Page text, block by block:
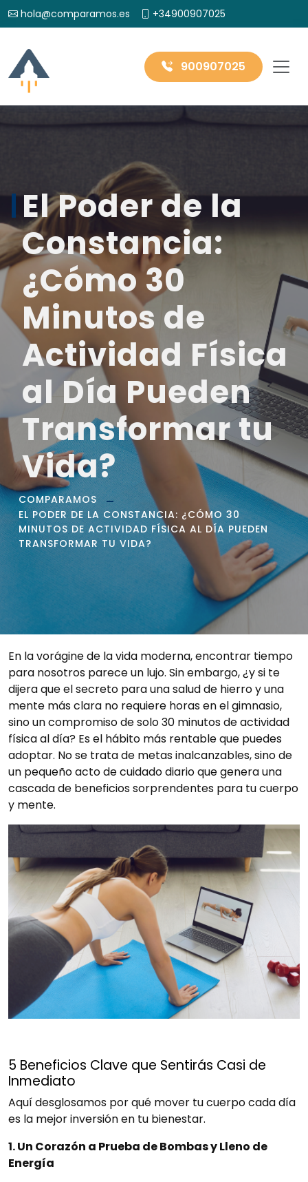
hola@comparamos.es +34900907025
900907025
El Poder de la
Constancia:
¿Cómo 30
Minutos de
Actividad Física
al Día Pueden
Transformar tu
Vida?
COMPARAMOS
EL PODER DE LA CONSTANCIA: ¿CÓMO 30
MINUTOS DE ACTIVIDAD FÍSICA AL DÍA PUEDEN
TRANSFORMAR TU VIDA?
En la vorágine de la vida moderna, encontrar tiempo
para nosotros parece un lujo. Sin embargo, ¿y si te
dijera que el secreto para una salud de hierro y una
mente más clara no requiere horas en el gimnasio,
sino un compromiso de solo 30 minutos de actividad
física al día? Es el hábito más rentable que puedes
adoptar. No se trata de metas inalcanzables, sino de
un pequeño acto de cuidado diario que genera una
cascada de beneficios sorprendentes para tu cuerpo
y mente.
5 Beneficios Clave que Sentirás Casi de
Inmediato
Aquí desglosamos por qué mover tu cuerpo cada día
es la mejor inversión en tu bienestar.
1. Un Corazón a Prueba de Bombas y Lleno de
Energía